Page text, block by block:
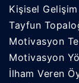
Kişisel Gelişim
Tayfun
Motivasyon
Motivasyon
İlham Veren